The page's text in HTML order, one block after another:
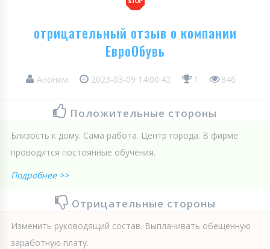
отрицательный отзыв о компании
ЕвроОбувь
Аноним 2023-03-09 14:00:42 1 846
Положительные стороны
Близость к дому. Сама работа. Центр города. В фирме
проводится постоянные обучения.
Подробнее >>
Отрицательные стороны
Изменить руководящий состав. Выплачивать обещенную
заработную плату.